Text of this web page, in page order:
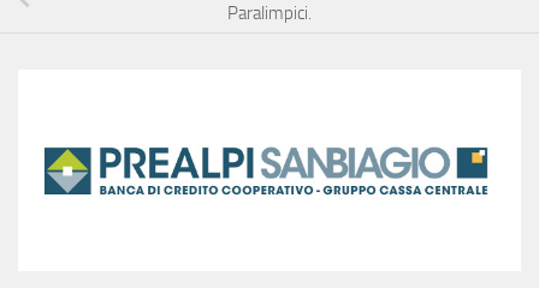
Paralimpici.